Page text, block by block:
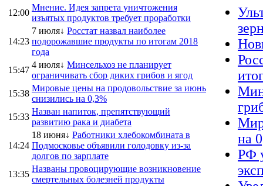
12:00
Мнение. Идея запрета уничтожения
изъятых продуктов требует проработки
14:23
7 июля↓ Росстат назвал наиболее
подорожавшие продукты по итогам 2018
года
15:47
4 июля↓ Минсельхоз не планирует
ограничивать сбор диких грибов и ягод
15:38
Мировые цены на продовольствие за июнь
снизились на 0,3%
15:33
Назван напиток, препятствующий
развитию рака и диабета
14:24
18 июня↓ Работники хлебокомбината в
Подмосковье объявили голодовку из-за
долгов по зарплате
13:35
Названы провоцирующие возникновение
смертельных болезней продукты
на
РФ